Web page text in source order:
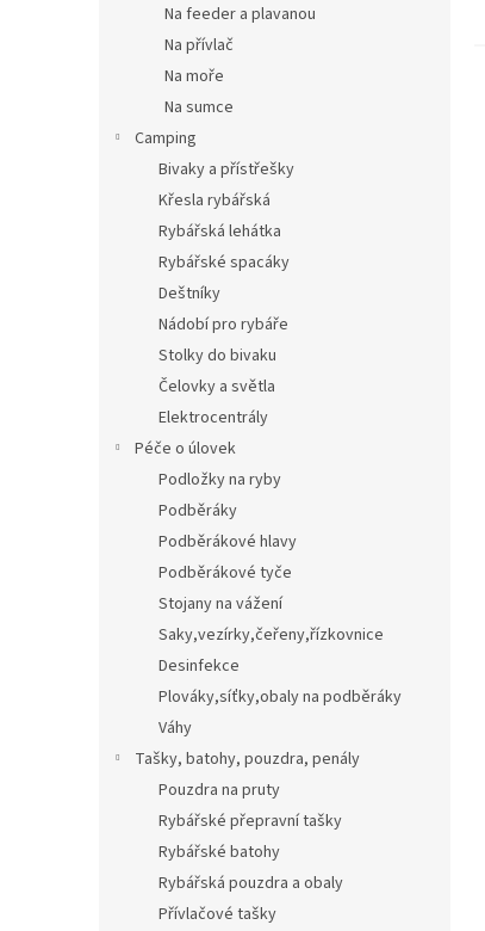
Na feeder a plavanou
Na přívlač
Na moře
Na sumce
Camping
Bivaky a přístřešky
Křesla rybářská
Rybářská lehátka
Rybářské spacáky
Deštníky
Nádobí pro rybáře
Stolky do bivaku
Čelovky a světla
Elektrocentrály
Péče o úlovek
Podložky na ryby
Podběráky
Podběrákové hlavy
Podběrákové tyče
Stojany na vážení
Saky,vezírky,čeřeny,řízkovnice
Desinfekce
Plováky,síťky,obaly na podběráky
Váhy
Tašky, batohy, pouzdra, penály
Pouzdra na pruty
Rybářské přepravní tašky
Rybářské batohy
Rybářská pouzdra a obaly
Přívlačové tašky